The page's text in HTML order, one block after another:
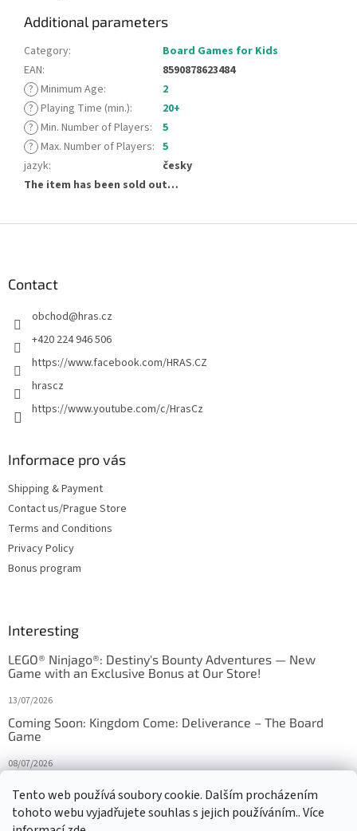
Tento web používá soubory cookie. Dalším procházením
tohoto webu vyjadřujete souhlas s jejich používáním.. Více
Additional parameters
Category:
Board Games for Kids
EAN:
8590878623484
? Minimum Age:
2
? Playing Time (min.):
20+
? Min. Number of Players:
5
? Max. Number of Players: 5
jazyk:
česky
The item has been sold out…
Contact
obchod@hras.cz
+420 224 946 506
https://www.facebook.com/HRAS.CZ
hrascz
https://www.youtube.com/c/HrasCz
Informace pro vás
Shipping & Payment
Contact us/Prague Store
Terms and Conditions
Privacy Policy
Bonus program
Interesting
LEGO® Ninjago®: Destiny's Bounty Adventures — New
Game with an Exclusive Bonus at Our Store!
13/07/2026
Coming Soon: Kingdom Come: Deliverance – The Board
Game
08/07/2026
27/10/2025